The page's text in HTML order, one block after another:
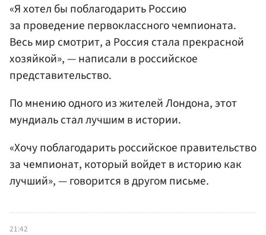
«Я хотел бы поблагодарить Россию
за проведение первоклассного чемпионата.
Весь мир смотрит, а Россия стала прекрасной
хозяйкой», — написали в российское
представительство.
По мнению одного из жителей Лондона, этот
мундиаль стал лучшим в истории.
«Хочу поблагодарить российское правительство
за чемпионат, который войдет в историю как
лучший», — говорится в другом письме.
21:42